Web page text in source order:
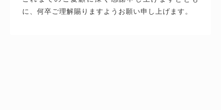
に、何卒ご理解賜りますようお願い申し上げます。